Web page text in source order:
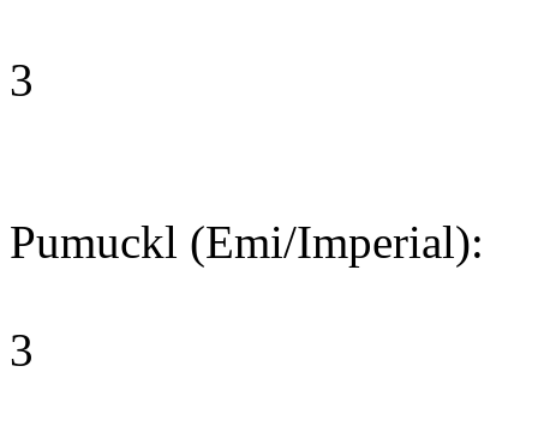
3
Pumuckl (Emi/Imperial):
3